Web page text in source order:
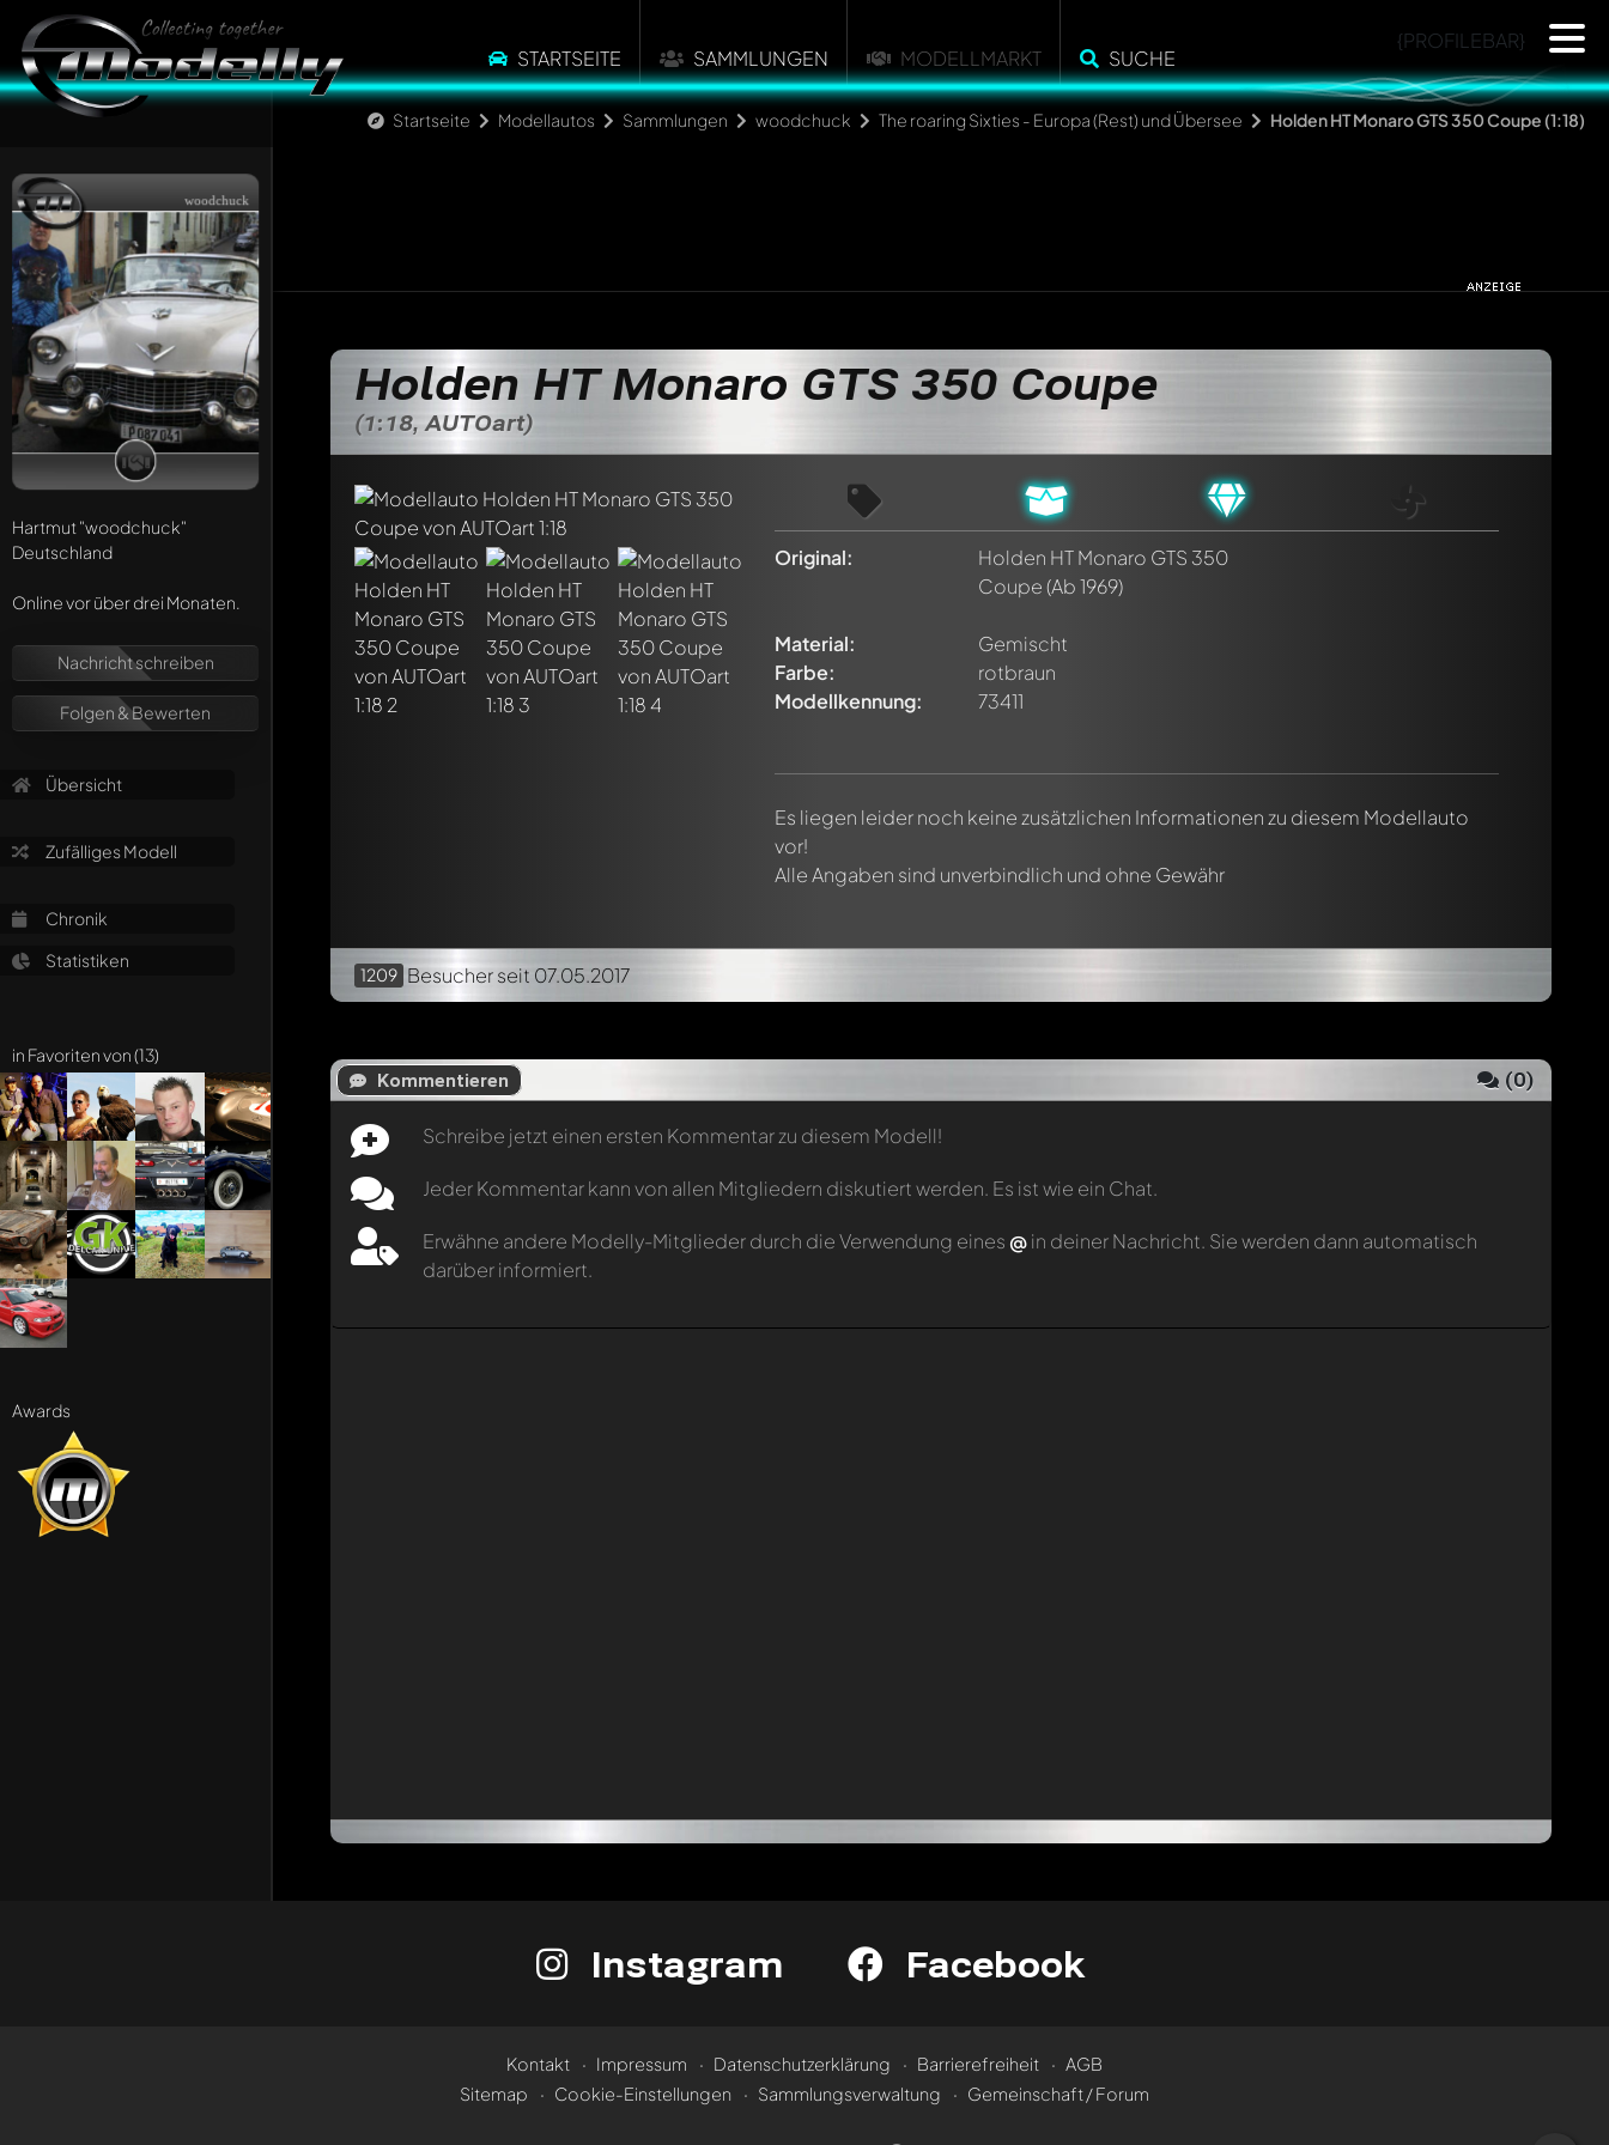
STARTSEITE SAMMLUNGEN MODELLMARKT SUCHE
{PROFILEBAR}
Startseite Modellautos Sammlungen woodchuck The roaring Sixties - Europa (Rest) und Übersee Holden HT Monaro GTS 350 Coupe (1:18)
woodchuck
Hartmut "woodchuck"
Deutschland
Online vor über drei Monaten.
Nachricht schreiben
Folgen & Bewerten
Übersicht
Zufälliges Modell
Chronik
Statistiken
in Favoriten von (13)
Awards
Holden HT Monaro GTS 350 Coupe
(1:18, AUTOart)
Original:
Holden HT Monaro GTS 350
Coupe(Ab 1969)
Material:
Gemischt
Farbe:
rotbraun
Modellkennung:
73411
Es liegen leider noch keine zusätzlichen Informationen zu diesem Modellauto
vor!
Alle Angaben sind unverbindlich und ohne Gewähr
1209 Besucherseit 07.05.2017
Kommentieren (0)
Schreibe jetzt einen ersten Kommentar zu diesem Modell!
Jeder Kommentar kann von allen Mitgliedern diskutiert werden. Es ist wie ein Chat.
Erwähne andere Modelly-Mitglieder durch die Verwendung eines @in deiner Nachricht. Sie werden dann automatisch
darüber informiert.
Schreibe jetzt einen ersten Kommentar zu diesem Modell!
Jeder Kommentar kann von allen Mitgliedern diskutiert werden. Es ist wie ein Chat.
Instagram Facebook
Kontakt Impressum Datenschutzerklärung Barrierefreiheit
AGB
Sitemap
Cookie-Einstellungen Sammlungsverwaltung Gemeinschaft / Forum